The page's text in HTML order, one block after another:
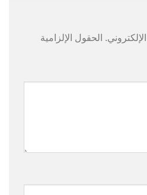
الحقول الإلزامية